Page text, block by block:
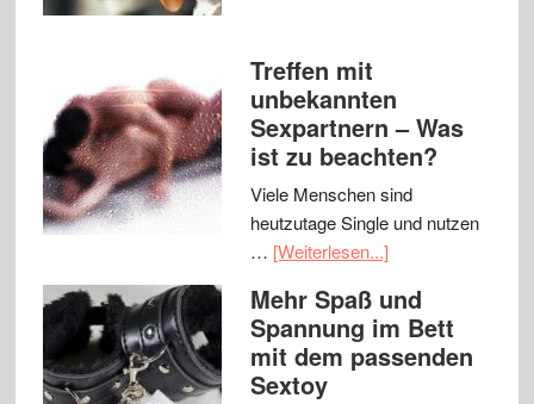
Treffen mit
unbekannten
Sexpartnern – Was
ist zu beachten?
Viele Menschen sind
heutzutage Single und nutzen
… [Weiterlesen...]
Mehr Spaß und
Spannung im Bett
mit dem passenden
Sextoy